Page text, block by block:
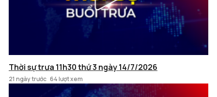
Thời sự trưa 11h30 thứ 3 ngày 14/7/2026
21 ngày trước 64 lượt xem